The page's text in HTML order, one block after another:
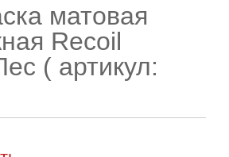
матовая
Recoil
( артикул: